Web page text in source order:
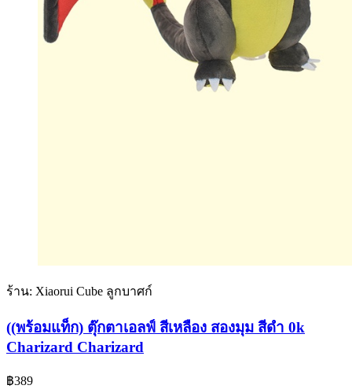
ร้าน: Xiaorui Cube ลูกบาศก์
((พร้อมแท็ก) ตุ๊กตาเอลฟ์ สีเหลือง สองมุม สีดํา 0k
Charizard Charizard
฿389